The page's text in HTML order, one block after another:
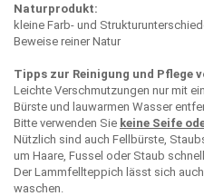
Naturprodukt:
kleine Farb- und
Beweise reiner Natur
Tipps zur Reinigung und Pflege
Leichte Verschmutzungen nur mit
Bürste und lauwarmen Wasser
Bitte verwenden Sie keine Seife
Nützlich sind auch Fellbürste,
um Haare, Fussel oder Staub
Der Lammfellteppich lässt sich
waschen.